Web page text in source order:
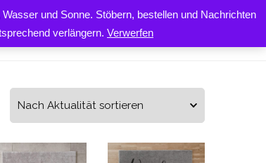
und Sonne. Stöbern, bestellen und Nachrichten
verlängern. Verwerfen